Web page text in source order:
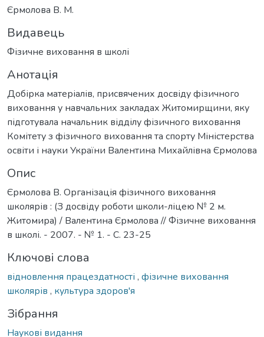
Єрмолова В. М.
Видавець
Фізичне виховання в школі
Анотація
Добірка матеріалів, присвячених досвіду фізичного
виховання у навчальних закладах Житомирщини, яку
підготувала начальник відділу фізичного виховання
Комітету з фізичного виховання та спорту Міністерства
освіти і науки України Валентина Михайлівна Єрмолова
Опис
Єрмолова В. Організація фізичного виховання
школярів : (З досвіду роботи школи-ліцею № 2 м.
Житомира) / Валентина Єрмолова // Фізичне виховання
в школі. - 2007. - № 1. - С. 23-25
Ключові слова
відновлення працездатності , фізичне виховання
школярів , культура здоров'я
Зібрання
Наукові видання